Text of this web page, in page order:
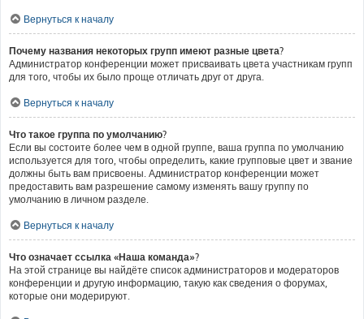
Вернуться к началу
Почему названия некоторых групп имеют разные цвета?
Администратор конференции может присваивать цвета участникам групп
для того, чтобы их было проще отличать друг от друга.
Вернуться к началу
Что такое группа по умолчанию?
Если вы состоите более чем в одной группе, ваша группа по умолчанию
используется для того, чтобы определить, какие групповые цвет и звание
должны быть вам присвоены. Администратор конференции может
предоставить вам разрешение самому изменять вашу группу по
умолчанию в личном разделе.
Вернуться к началу
Что означает ссылка «Наша команда»?
На этой странице вы найдёте список администраторов и модераторов
конференции и другую информацию, такую как сведения о форумах,
которые они модерируют.